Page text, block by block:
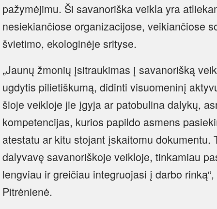
pažymėjimu. Ši savanoriška veikla yra
nesiekiančiose organizacijose, veikiančiose
švietimo, ekologinėje srityse.
„Jaunų žmonių įsitraukimas į savanorišką
ugdytis pilietiškumą, didinti visuomeninį
šioje veikloje jie įgyja ar patobulina dalykų,
kompetencijas, kurios papildo asmens
atestatu ar kitu stojant įskaitomu dokumentu.
dalyvavę savanoriškoje veikloje, tinkamiau
lengviau ir greičiau integruojasi į darbo
Pitrėnienė.